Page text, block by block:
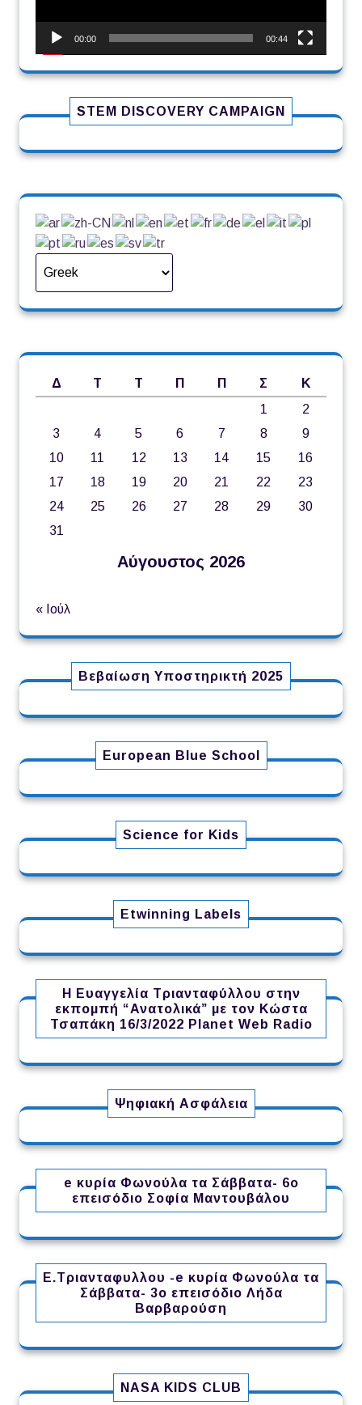
00:00 00:44
STEM DISCOVERY CAMPAIGN
Αύγουστος 2026
Δ Τ Τ Π Π Σ
Κ
1
2
3
4 5 6 7 8
9
10
11 12 13 14 15
16
17
18 19 20 21 22
23
24
25 26 27 28 29
30
31
« Ιούλ
Βεβαίωση Υποστηρικτή 2025
European Blue School
Science for Kids
Etwinning Labels
Η Ευαγγελία Τριανταφύλλου στην
εκπομπή “Ανατολικά” με τον Κώστα
Τσαπάκη 16/3/2022 Planet Web Radio
Ψηφιακή Ασφάλεια
e κυρία Φωνούλα τα Σάββατα- 6ο
επεισόδιο Σοφία Μαντουβάλου
Ε.Τριανταφυλλου -e κυρία Φωνούλα τα
Σάββατα- 3ο επεισόδιο Λήδα
Βαρβαρούση
NASA KIDS CLUB